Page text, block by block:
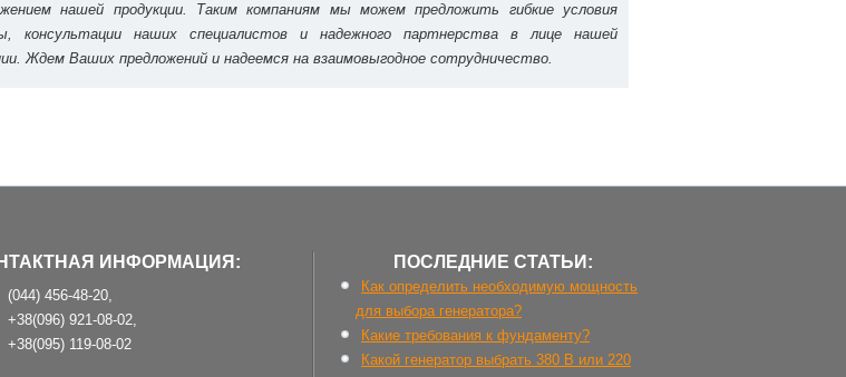
нашей продукции. Таким компаниям мы можем предложить гибкие условия
консультации наших специалистов и надежного партнерства в лице нашей
Ждем Ваших предложений и надеемся на взаимовыгодное сотрудничество.
ИНФОРМАЦИЯ:
(044) 456-48-20,
+38(096) 921-08-02,
+38(095) 119-08-02
ПОСЛЕДНИЕ СТАТЬИ:
Как определить необходимую мощность
для выбора генератора?
Какие требования к фундаменту?
Какой генератор выбрать 380 В или 220